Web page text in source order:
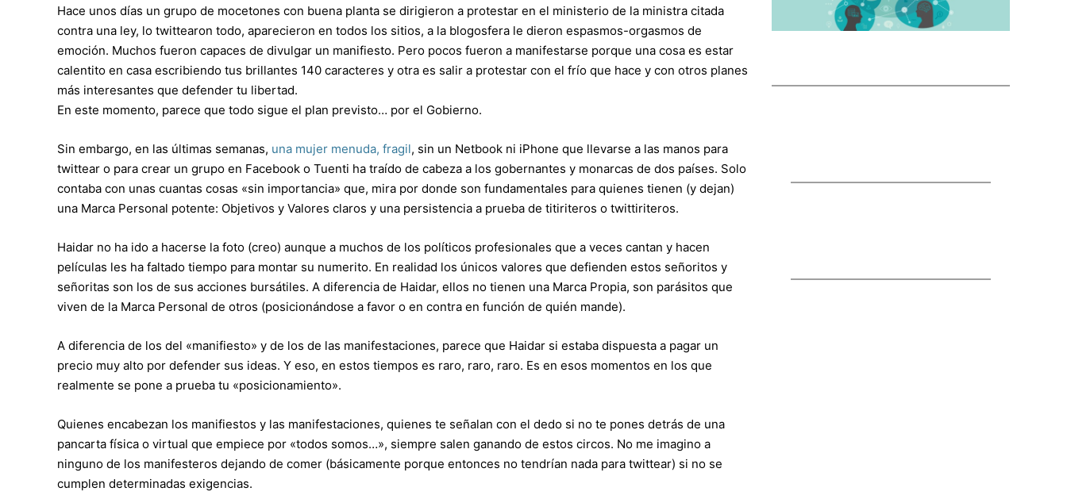
Hace unos días un grupo de mocetones con buena planta se dirigieron a protestar en el ministerio de la ministra citada
contra una ley, lo twittearon todo, aparecieron en todos los sitios, a la blogosfera le dieron espasmos-orgasmos de
emoción. Muchos fueron capaces de divulgar un manifiesto. Pero pocos fueron a manifestarse porque una cosa es estar
calentito en casa escribiendo tus brillantes 140 caracteres y otra es salir a protestar con el frío que hace y con otros planes
más interesantes que defender tu libertad.
En este momento, parece que todo sigue el plan previsto… por el Gobierno.
Sin embargo, en las últimas semanas, una mujer menuda, fragil, sin un Netbook ni iPhone que llevarse a las manos para
twittear o para crear un grupo en Facebook o Tuenti ha traído de cabeza a los gobernantes y monarcas de dos países. Solo
contaba con unas cuantas cosas «sin importancia» que, mira por donde son fundamentales para quienes tienen (y dejan)
una Marca Personal potente: Objetivos y Valores claros y una persistencia a prueba de titiriteros o twittiriteros.
Haidar no ha ido a hacerse la foto (creo) aunque a muchos de los políticos profesionales que a veces cantan y hacen
películas les ha faltado tiempo para montar su numerito. En realidad los únicos valores que defienden estos señoritos y
señoritas son los de sus acciones bursátiles. A diferencia de Haidar, ellos no tienen una Marca Propia, son parásitos que
viven de la Marca Personal de otros (posicionándose a favor o en contra en función de quién mande).
A diferencia de los del «manifiesto» y de los de las manifestaciones, parece que Haidar si estaba dispuesta a pagar un
precio muy alto por defender sus ideas. Y eso, en estos tiempos es raro, raro, raro. Es en esos momentos en los que
realmente se pone a prueba tu «posicionamiento».
Quienes encabezan los manifiestos y las manifestaciones, quienes te señalan con el dedo si no te pones detrás de una
pancarta física o virtual que empiece por «todos somos…», siempre salen ganando de estos circos. No me imagino a
ninguno de los manifesteros dejando de comer (básicamente porque entonces no tendrían nada para twittear) si no se
cumplen determinadas exigencias.